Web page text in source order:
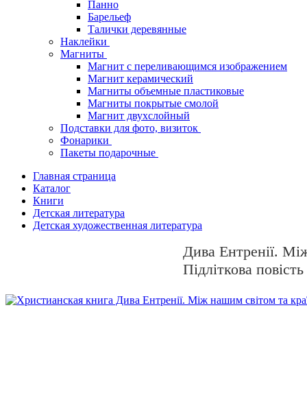
Панно
Барельеф
Талички деревянные
Наклейки
Магниты
Магнит с переливающимся изображением
Магнит керамический
Магниты объемные пластиковые
Магниты покрытые смолой
Магнит двухслойный
Подставки для фото, визиток
Фонарики
Пакеты подарочные
Главная страница
Каталог
Книги
Детская литература
Детская художественная литература
Дива Ентренії.
Підліткова повість